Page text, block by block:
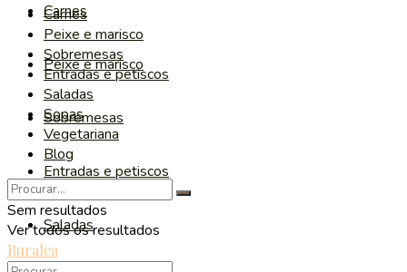
Carnes
Peixe e marisco
Sobremesas
Entradas e petiscos
Saladas
Carnes
Peixe e marisco
Sobremesas
Entradas e petiscos
Saladas
Sopas
Vegetariana
Blog
Sem resultados
Ver todos os resultados
Ruralea